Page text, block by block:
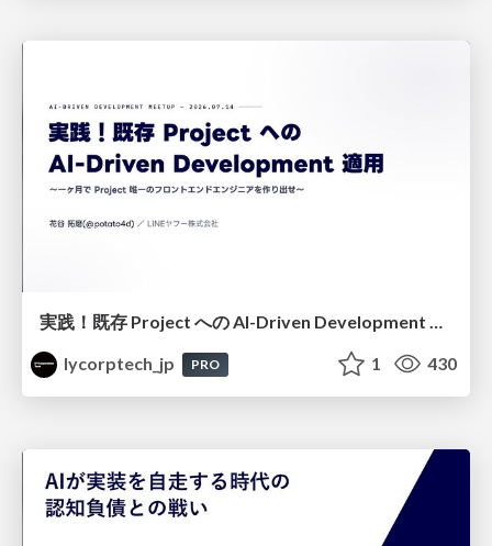
実践！既存 Project への AI-Driven Development 適用〜 一ヶ月で Project 唯一のフロントエンドエンジニアを作り出せ〜
lycorptech_jp
PRO 1 430